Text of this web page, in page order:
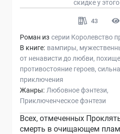
скидке у
43
Роман из серии Королевство
В книге: вампиры
от ненависти до любви
противостояние героев
приключения
Жанры: Любовное фэнтези
Приключенческое фэнтези
Всех, отмеченных
смерть в очищающем